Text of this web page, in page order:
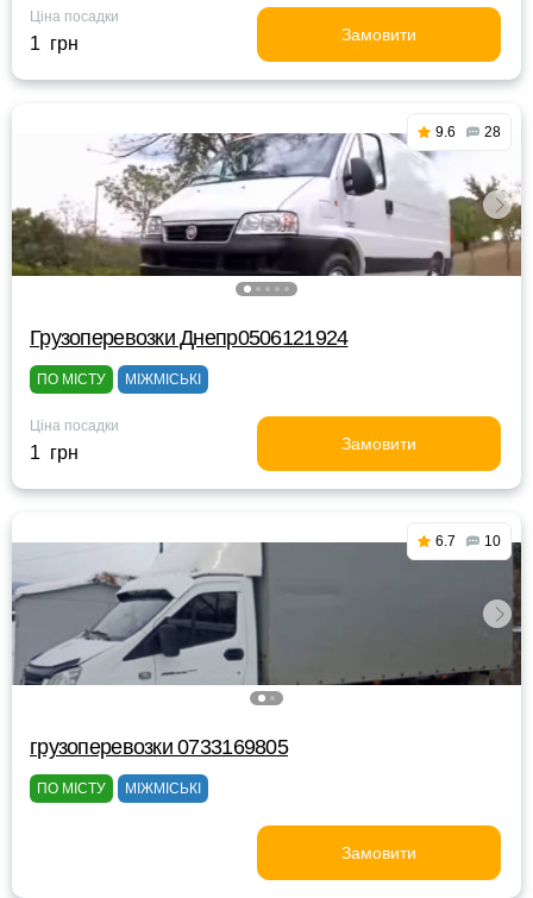
Ціна посадки
1 грн Замовити
9.6 28
Грузоперевозки Днепр0506121924
ПО МІСТУ МІЖМІСЬКІ
Ціна посадки
1 грн Замовити
6.7 10
грузоперевозки 0733169805
ПО МІСТУ МІЖМІСЬКІ
Замовити